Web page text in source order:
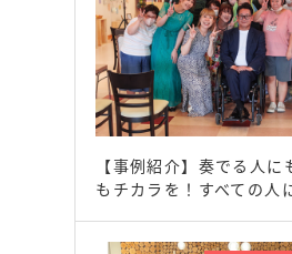
【事例紹介】奏でる人に
もチカラを！すべての人